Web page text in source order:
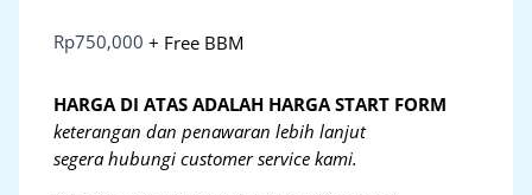
Rp750,000 + Free BBM
HARGA DI ATAS ADALAH HARGA START FORM
keterangan dan penawaran lebih lanjut
segera hubungi customer service kami.